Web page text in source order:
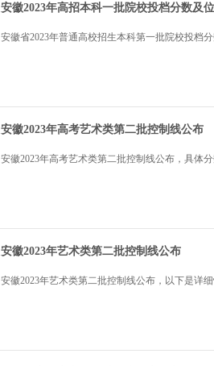
安徽2023年高招本科一批院校投档分数及
安徽省2023年普通高校招生本科第一批院校投档
安徽2023年高考艺术类第二批控制线公布
安徽2023年高考艺术类第二批控制线公布，具体
安徽2023年艺术类第二批控制线公布
安徽2023年艺术类第二批控制线公布，以下是详